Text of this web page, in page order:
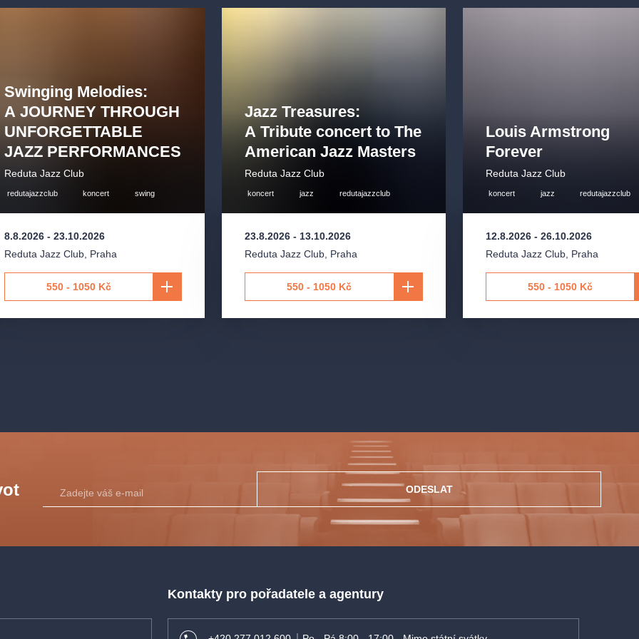
Od svého
v celé ČR.
jakojeden
stalo víc než
zmiňovaná
divadla,
VIP
Swinging Melodies:
A JOURNEY THROUGH
UNFORGETTABLE
JAZZ PERFORMANCES
Reduta Jazz Club
redutajazzclub koncert swing
8.8.2026- 23.10.2026
Reduta Jazz Club, Praha
550 - 1050 Kč
Jazz Treasures:
A Tribute concert to The
American Jazz Masters
Reduta Jazz Club
koncert jazz redutajazzclub
23.8.2026 - 13.10.2026
Reduta Jazz Club Praha
550 - 1050 Kč
Louis Armstrong
Forever
Reduta Jazz Club
koncert jazz redutajazzclub
12.8.2026- 26.10.2026
Reduta Jazz Club, Praha
550 - 1050 Kč
ODESLAT
Kontakty pro pořadatele a agentury